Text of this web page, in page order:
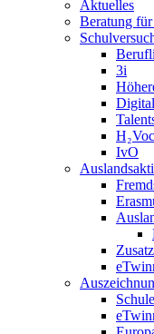
Aktuelles
Beratung
3i
IvO